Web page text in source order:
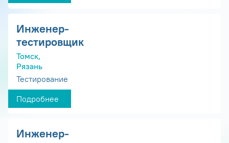
Инженер-
тестировщик
Томск,
Рязань
Тестирование
Подробнее
Инженер-